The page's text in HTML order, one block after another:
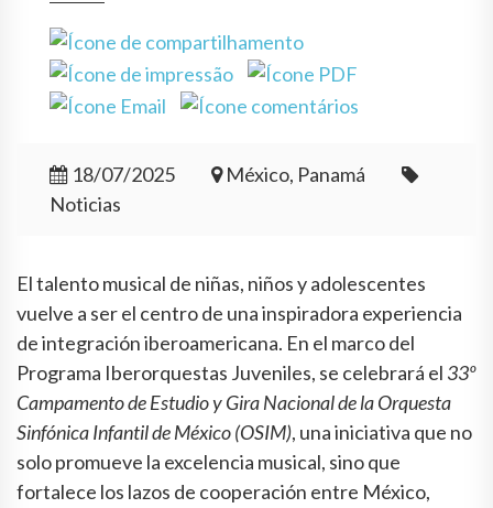
18/07/2025
México, Panamá
Noticias
El talento musical de niñas, niños y adolescentes
vuelve a ser el centro de una inspiradora experiencia
de integración iberoamericana. En el marco del
Programa Iberorquestas Juveniles, se celebrará el 33º
Campamento de Estudio y Gira Nacional de la Orquesta
Sinfónica Infantil de México (OSIM), una iniciativa que no
solo promueve la excelencia musical, sino que
fortalece los lazos de cooperación entre México,